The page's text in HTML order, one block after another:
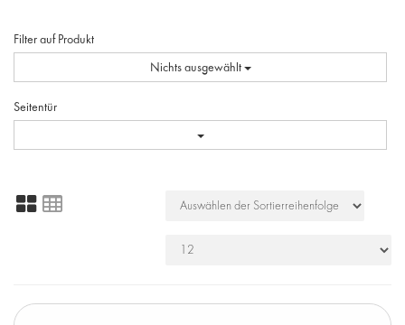
Filter auf Produkt
Nichts ausgewählt
Seitentür